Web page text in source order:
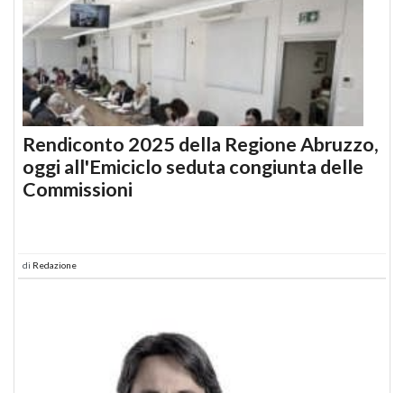
Rendiconto 2025 della Regione Abruzzo,
oggi all'Emiciclo seduta congiunta delle
Commissioni
di Redazione